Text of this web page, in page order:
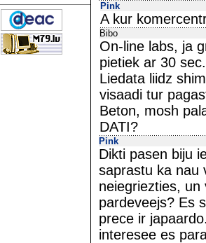
Pink
A kur
Bibo
On-line labs, ja
pietiek ar 30
Liedata liidz
visaadi tur
Beton, mosh
DATI?
Pink
Dikti pasen biju
saprastu ka nau
neiegriezties, un
pardeveejs? Es
prece ir
interesee es